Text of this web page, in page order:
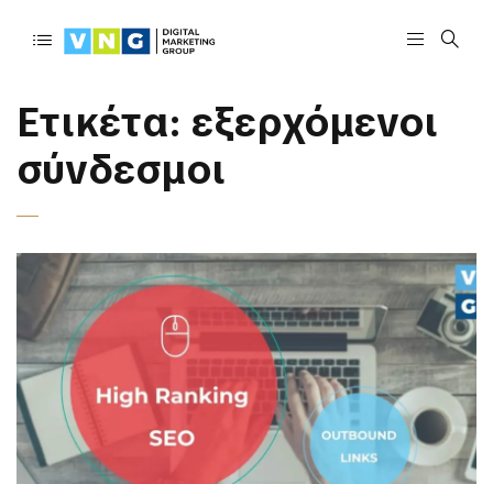
Ετικέτα: εξερχόμενοι
σύνδεσμοι